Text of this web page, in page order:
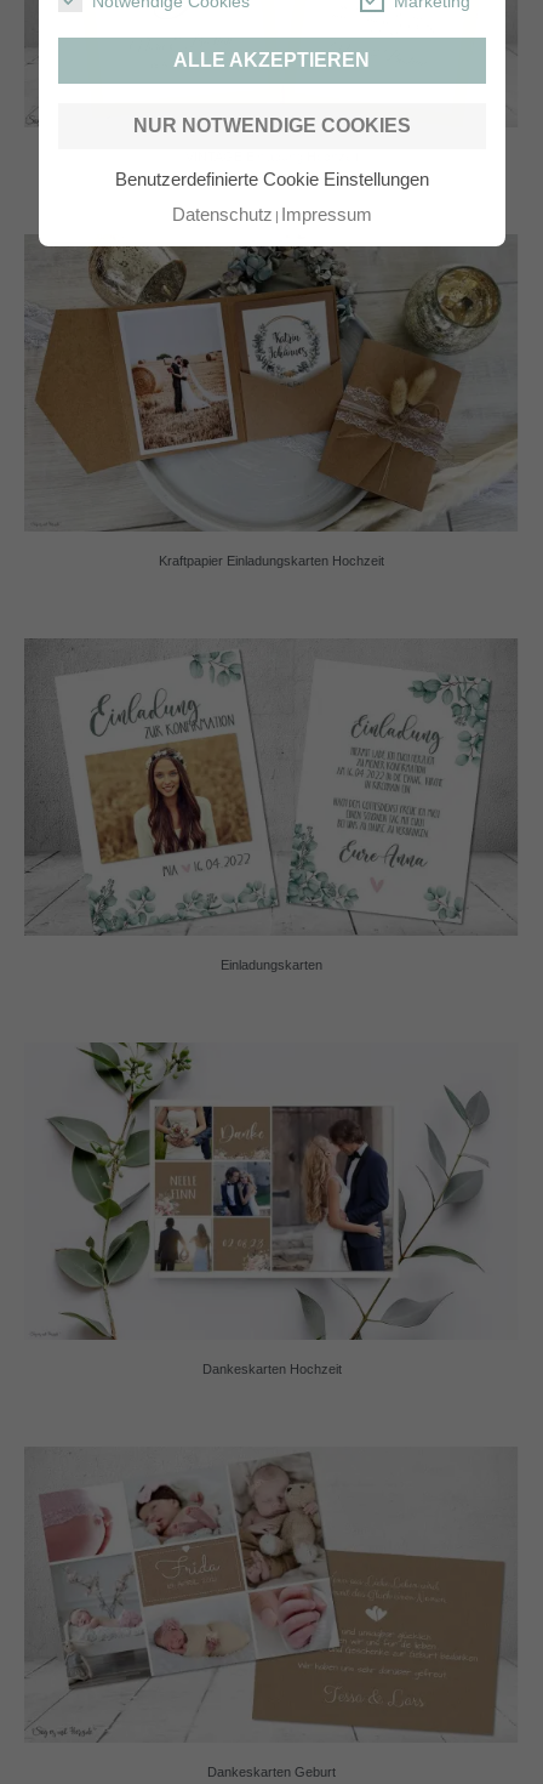
ALLE AKZEPTIEREN
NUR NOTWENDIGE COOKIES
Benutzerdefinierte Cookie Einstellungen
Datenschutz Impressum
Kraftpapier Einladungskarten Hochzeit
Einladungskarten
Dankeskarten Hochzeit
Dankeskarten Geburt